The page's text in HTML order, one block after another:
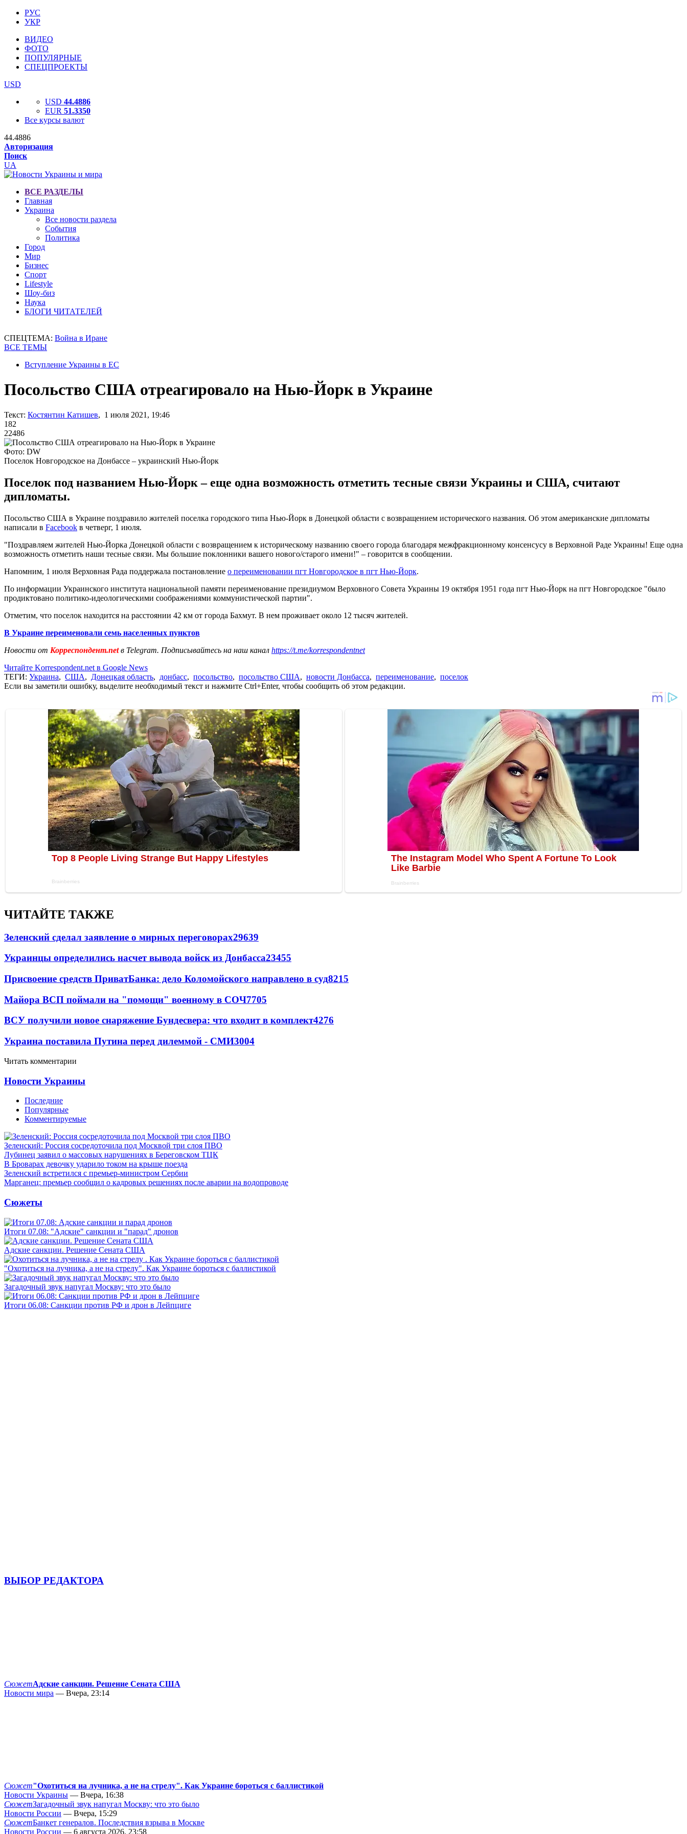
РУС
УКР
ВИДЕО
ФОТО
ПОПУЛЯРНЫЕ
СПЕЦПРОЕКТЫ
USD
USD 44.4886
EUR 51.3350
Все курсы валют
44.4886
Авторизация
Поиск
UA
ВСЕ РАЗДЕЛЫ
Главная
Украина
Все новости раздела
События
Политика
Город
Мир
Бизнес
Спорт
Lifestyle
Шоу-биз
Наука
БЛОГИ ЧИТАТЕЛЕЙ
СПЕЦТЕМА: Война в Иране
ВСЕ ТЕМЫ
Вступление Украины в ЕС
Посольство США отреагировало на Нью-Йорк в Украине
Текст: Костянтин Катишев, 1 июля 2021, 19:46
182
22486
Фото: DW
Поселок Новгородское на Донбассе – украинский Нью-Йорк
Поселок под названием Нью-Йорк – еще одна возможность отметить тесные связи Украины и США, считают
дипломаты.
Посольство США в Украине поздравило жителей поселка городского типа Нью-Йорк в Донецкой области с возвращением исторического названия. Об этом американские дипломаты
написали в Facebook в четверг, 1 июля.
"Поздравляем жителей Нью-Йорка Донецкой области с возвращением к историческому названию своего города благодаря межфракционному консенсусу в Верховной Раде Украины! Еще одна
возможность отметить наши тесные связи. Мы большие поклонники вашего нового/старого имени!" – говорится в сообщении.
Напомним, 1 июля Верховная Рада поддержала постановление о переименовании пгт Новгородское в пгт Нью-Йорк.
По информации Украинского института национальной памяти переименование президиумом Верховного Совета Украины 19 октября 1951 года пгт Нью-Йорк на пгт Новгородское "было
продиктовано политико-идеологическими соображениями коммунистической партии".
Отметим, что поселок находится на расстоянии 42 км от города Бахмут. В нем проживает около 12 тысяч жителей.
В Украине переименовали семь населенных пунктов
Новости от Корреспондент.netв Telegram. Подписывайтесь на наш канал https://t.me/korrespondentnet
Читайте Korrespondent.net в Google News
ТЕГИ: Украина, США, Донецкая область, донбасс, посольство, посольство США, новости Донбасса, переименование, поселок
Если вы заметили ошибку, выделите необходимый текст и нажмите Ctrl+Enter, чтобы сообщить об этом редакции.
ЧИТАЙТЕ ТАКЖЕ
Зеленский сделал заявление о мирных переговорах29639
Украинцы определились насчет вывода войск из Донбасса23455
Присвоение средств ПриватБанка: дело Коломойского направлено в суд8215
Майора ВСП поймали на "помощи" военному в СОЧ7705
ВСУ получили новое снаряжение Бундесвера: что входит в комплект4276
Украина поставила Путина перед дилеммой - СМИ3004
Читать комментарии
Новости Украины
Последние
Популярные
Комментируемые
Зеленский: Россия сосредоточила под Москвой три слоя ПВО
Лубинец заявил о массовых нарушениях в Береговском ТЦК
В Броварах девочку ударило током на крыше поезда
Зеленский встретился с премьер-министром Сербии
Марганец: премьер сообщил о кадровых решениях после аварии на водопроводе
Сюжеты
Итоги 07.08: "Адские" санкции и "парад" дронов
Адские санкции. Решение Сената США
"Охотиться на лучника, а не на стрелу". Как Украине бороться с баллистикой
Загадочный звук напугал Москву: что это было
Итоги 06.08: Санкции против РФ и дрон в Лейпциге
ВЫБОР РЕДАКТОРА
СюжетАдские санкции. Решение Сената США
Новости мира — Вчера, 23:14
Сюжет"Охотиться на лучника, а не на стрелу". Как Украине бороться с баллистикой
Новости Украины — Вчера, 16:38
СюжетЗагадочный звук напугал Москву: что это было
Новости России — Вчера, 15:29
СюжетБанкет генералов. Последствия взрыва в Москве
Новости России — 6 августа 2026, 23:58